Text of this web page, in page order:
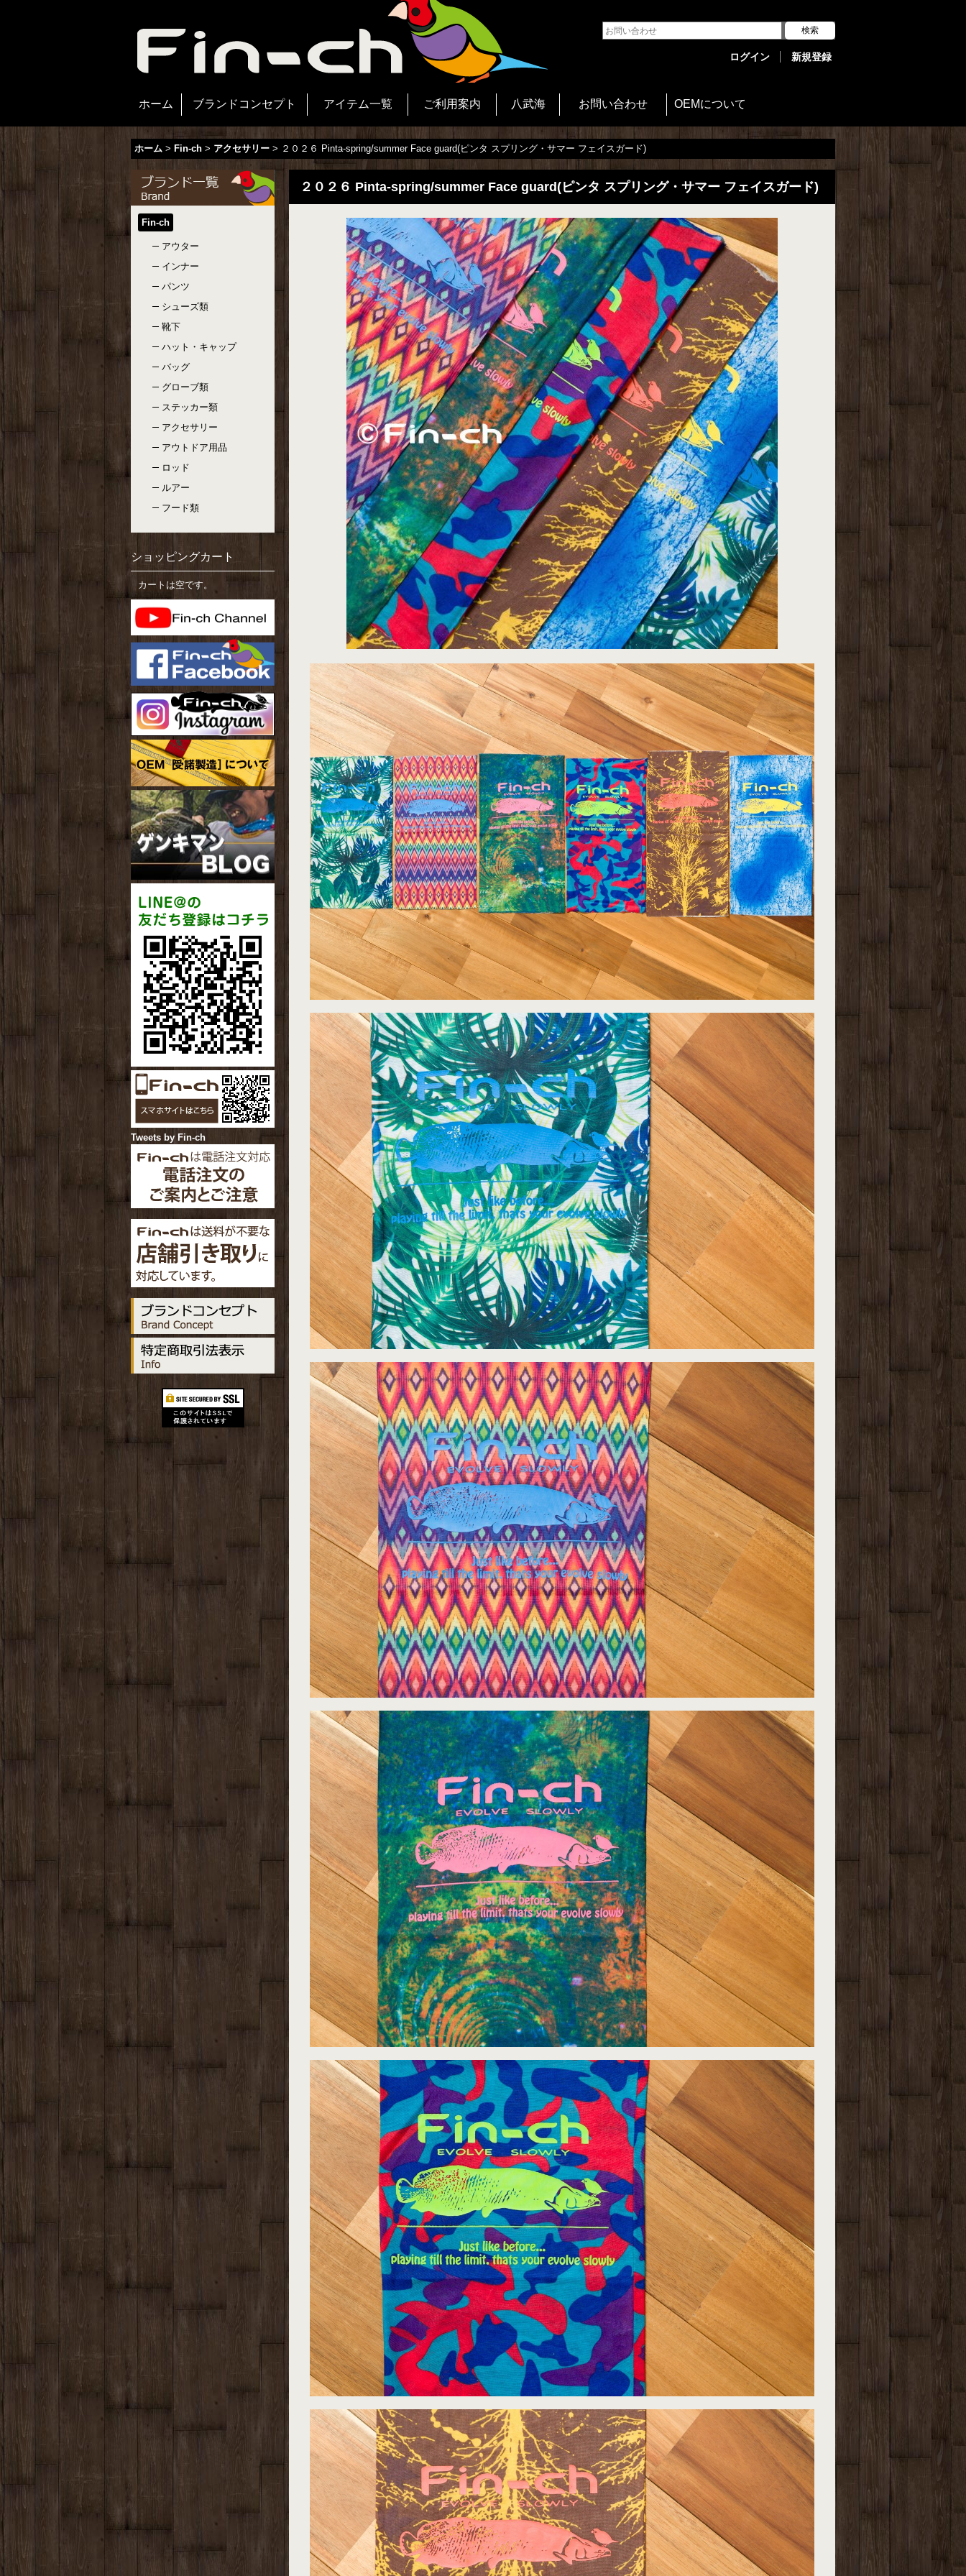
ログイン 新規登録
ホーム ブランドコンセプト アイテム一覧 ご利用案内 八武海 お問い合わせ OEMについて
ホーム > Fin-ch > アクセサリー > ２０２６ Pinta‐spring/summer Face guard(ピンタ スプリング・サマー フェイスガード)
Fin-ch
アウター
インナー
パンツ
シューズ類
靴下
ハット・キャップ
バッグ
グローブ類
ステッカー類
アクセサリー
アウトドア用品
ロッド
ルアー
フード類
ショッピングカート
カートは空です。
Tweets by Fin-ch
２０２６ Pinta‐spring/summer Face guard(ピンタ スプリング・サマー フェイスガード)